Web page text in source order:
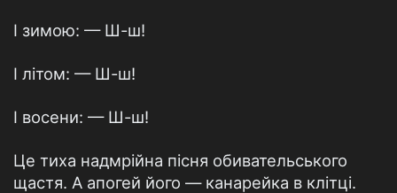
І зимою: — Ш-ш!
І літом: — Ш-ш!
І восени: — Ш-ш!
Це тиха надмрійна пісня обивательського
щастя. А апогей його — канарейка в клітці.